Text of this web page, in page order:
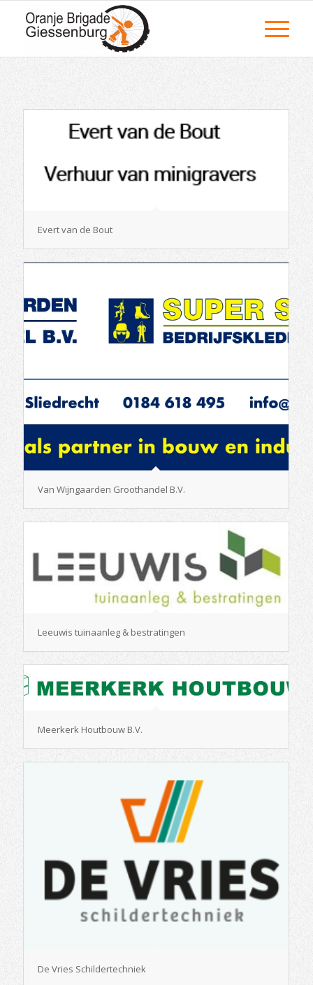
Evert van de Bout
Van Wijngaarden Groothandel B.V.
Leeuwis tuinaanleg & bestratingen
Meerkerk Houtbouw B.V.
De Vries Schildertechniek